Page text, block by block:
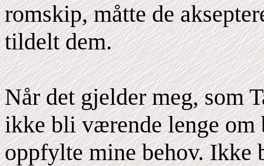
romskip, måtte de
tildelt dem.
Når det gjelder meg, som
ikke bli værende lenge om
oppfylte mine behov. Ikke